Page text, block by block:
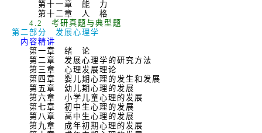
第十一章 能 力
第十二章 人 格
4.2
考研真题与典型题
第二部分 发展心理学
内容精讲
第一章 绪 论
第二章 发展心理学的研究方法
第三章 心理发展理论
第四章 婴儿期心理的发生和发展
第五章 幼儿期心理的发展
第六章 小学儿童心理的发展
第七章 初中生心理的发展
第八章 高中生心理的发展
第九章 成年初期心理的发展